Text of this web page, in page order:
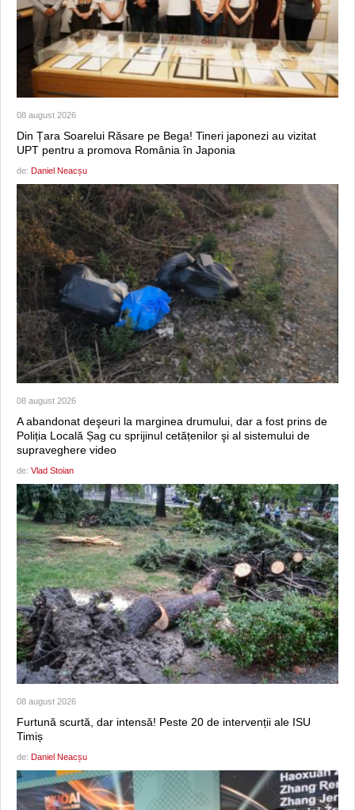
08 august 2026
Din Țara Soarelui Răsare pe Bega! Tineri japonezi au vizitat
UPT pentru a promova România în Japonia
de: Daniel Neacșu
08 august 2026
A abandonat deşeuri la marginea drumului, dar a fost prins de
Poliția Locală Șag cu sprijinul cetățenilor şi al sistemului de
supraveghere video
de: Vlad Stoian
08 august 2026
Furtună scurtă, dar intensă! Peste 20 de intervenții ale ISU
Timiș
de: Daniel Neacșu